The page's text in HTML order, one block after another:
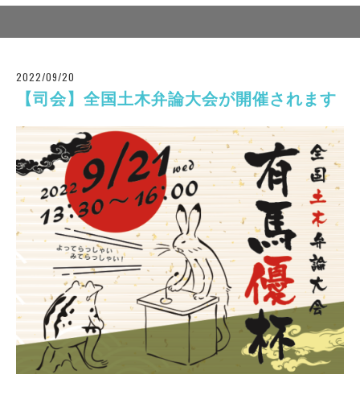
2022/09/20
【司会】全国土木弁論大会が開催されます